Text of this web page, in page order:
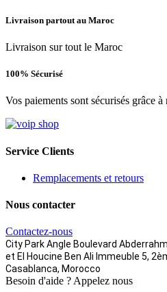
Livraison partout au Maroc
Livraison sur tout le Maroc
100% Sécurisé
Vos paiements sont sécurisés grâce
Service Clients
Remplacements et retours
Nous contacter
Contactez-nous
City Park Angle Boulevard
et El Houcine Ben Ali Immeuble 5,
Casablanca, Morocco
Besoin d'aide ? Appelez nous